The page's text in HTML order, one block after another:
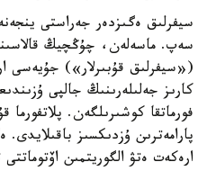
سيفرلىق ەگىزدەر جەراستى
(«سيفرلىق قۇبىرلار») جۇيەسى
پارامەترىن ۇزدىكسىز باقىلايدى.
ارەكەت ەتۋ الگوريتمىن